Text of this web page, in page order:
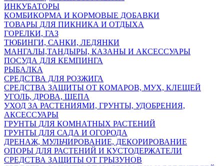
ИНКУБАТОРЫ
КОМБИКОРМА И КОРМОВЫЕ ДОБАВКИ
ТОВАРЫ ДЛЯ ПИКНИКА И ОТДЫХА
ГОРЕЛКИ, ГАЗ
ТЮБИНГИ, САНКИ, ЛЕДЯНКИ
МАНГАЛЫ,ТАНДЫРЫ, КАЗАНЫ И АКСЕССУАРЫ
ПОСУДА ДЛЯ КЕМПИНГА
РЫБАЛКА
СРЕДСТВА ДЛЯ РОЗЖИГА
СРЕДСТВА ЗАЩИТЫ ОТ КОМАРОВ, МУХ, КЛЕЩЕЙ
УГОЛЬ, ДРОВА, ЩЕПА
УХОД ЗА РАСТЕНИЯМИ, ГРУНТЫ, УДОБРЕНИЯ,
АКСЕССУАРЫ
ГРУНТЫ ДЛЯ КОМНАТНЫХ РАСТЕНИЙ
ГРУНТЫ ДЛЯ САДА И ОГОРОДА
ДРЕНАЖ, МУЛЬЧИРОВАНИЕ, ДЕКОРИРОВАНИЕ
ОПОРЫ ДЛЯ РАСТЕНИЙ И КУСТОДЕРЖАТЕЛИ
СРЕДСТВА ЗАЩИТЫ ОТ ГРЫЗУНОВ